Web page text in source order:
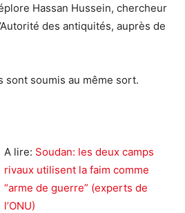
Hassan Hussein, chercheur
des antiquités, auprès de
sont soumis au même sort.
A lire: Soudan: les deux camps
rivaux utilisent la faim comme
“arme de guerre” (experts de
l’ONU)